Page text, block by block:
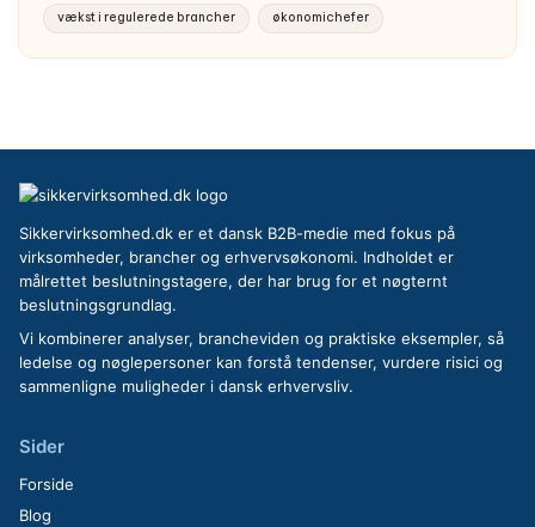
vækst i regulerede brancher økonomichefer
Sikkervirksomhed.dk er et dansk B2B-medie med fokus på
virksomheder, brancher og erhvervsøkonomi. Indholdet er
målrettet beslutningstagere, der har brug for et nøgternt
beslutningsgrundlag.
Vi kombinerer analyser, brancheviden og praktiske eksempler, så
ledelse og nøglepersoner kan forstå tendenser, vurdere risici og
sammenligne muligheder i dansk erhvervsliv.
Sider
Forside
Blog